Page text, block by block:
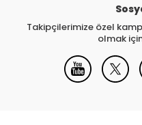
Takipçilerimize özel
olmak